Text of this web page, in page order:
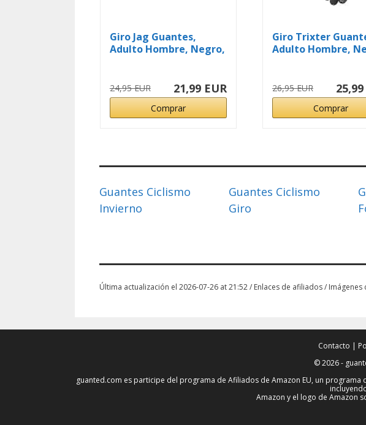
Giro Jag Guantes,
Adulto Hombre, Negro,
24,95 EUR 21,99 EUR
Comprar
Giro Trixter
Adulto Hombre,
26,95 EUR
Comprar
Guantes Ciclismo
Invierno
Guantes Ciclismo
Giro
Última actualización el 2026-07-26 at 21:52 / Enlaces de afiliados /
Contacto |
© 2026 -
guanted.com es participe del programa de Afiliados de Amazon EU, un
Amazon y el logo de Amazon